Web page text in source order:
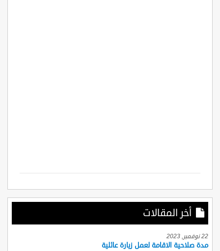
أخر المقالات
22 نوفمبر, 2023
مدة صلاحية الاقامة لعمل زيارة عائلية